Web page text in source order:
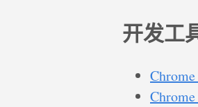
开发工